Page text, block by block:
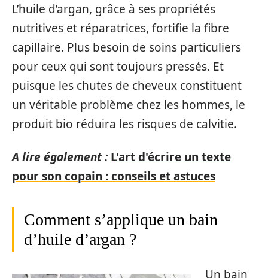
L’huile d’argan, grâce à ses propriétés
nutritives et réparatrices, fortifie la fibre
capillaire. Plus besoin de soins particuliers
pour ceux qui sont toujours pressés. Et
puisque les chutes de cheveux constituent
un véritable problème chez les hommes, le
produit bio réduira les risques de calvitie.
A lire également : L'art d'écrire un texte
pour son copain : conseils et astuces
Comment s’applique un bain
d’huile d’argan ?
Un bain